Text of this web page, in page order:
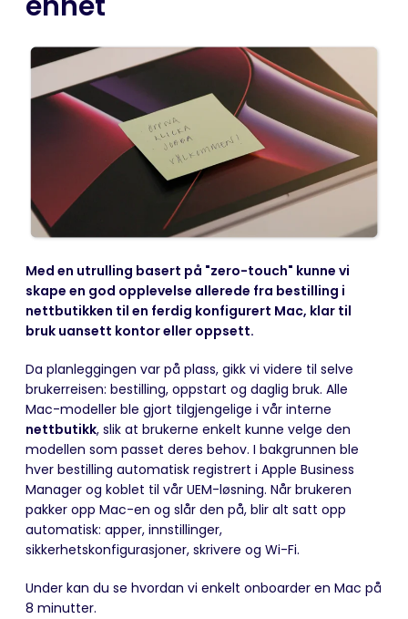
Med en utrulling basert på "zero-touch" kunne vi
skape en god opplevelse allerede fra bestilling i
nettbutikken til en ferdig konfigurert Mac, klar til
bruk uansett kontor eller oppsett.
Da planleggingen var på plass, gikk vi videre til selve
brukerreisen: bestilling, oppstart og daglig bruk. Alle
Mac-modeller ble gjort tilgjengelige i vår interne
nettbutikk, slik at brukerne enkelt kunne velge den
modellen som passet deres behov. I bakgrunnen ble
hver bestilling automatisk registrert i Apple Business
Manager og koblet til vår UEM-løsning. Når brukeren
pakker opp Mac-en og slår den på, blir alt satt opp
automatisk: apper, innstillinger,
sikkerhetskonfigurasjoner, skrivere og Wi-Fi.
Under kan du se hvordan vi enkelt onboarder en Mac på
8 minutter.